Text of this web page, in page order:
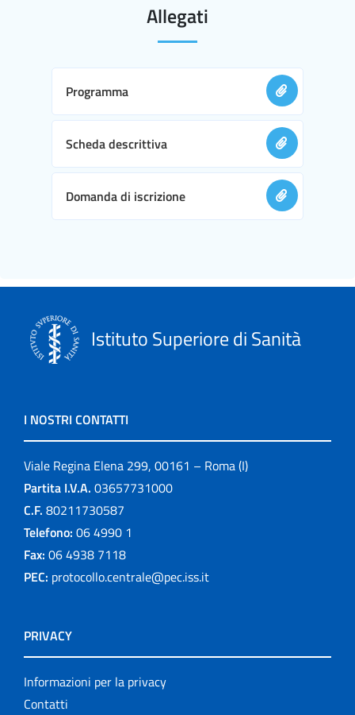
Allegati
Programma
Scheda descrittiva
Domanda di iscrizione
Istituto Superiore di Sanità
I NOSTRI CONTATTI
Viale Regina Elena 299, 00161 – Roma (I)
Partita I.V.A. 03657731000
C.F. 80211730587
Telefono: 06 4990 1
Fax: 06 4938 7118
PEC: protocollo.centrale@pec.iss.it
PRIVACY
Informazioni per la privacy
Contatti